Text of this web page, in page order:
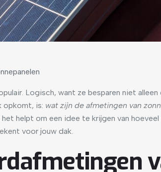
Logisch, want ze besparen niet
opkomt, is: wat zijn de afmetingen van
helpt om een idee te krijgen van
voor jouw dak.